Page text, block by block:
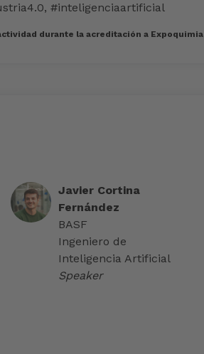
, #inteligenciaartificial
durante la acreditación a Expoquimia
Javier Cortina
Fernández
BASF
Ingeniero de
Inteligencia Artificial
Speaker